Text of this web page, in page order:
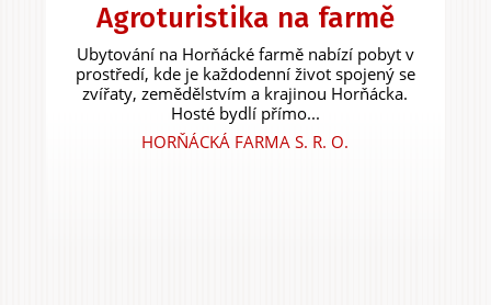
Agroturistika na farmě
Ubytování na Horňácké farmě nabízí pobyt v
prostředí, kde je každodenní život spojený se
zvířaty, zemědělstvím a krajinou Horňácka.
Hosté bydlí přímo...
HORŇÁCKÁ FARMA S. R. O.